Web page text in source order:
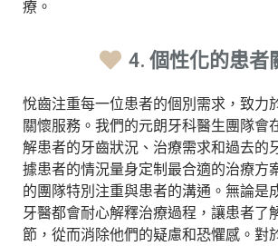
療。
4. 個性化的患者
悅齒注重每一位患者的個別需求，致力
關懷服務。我們的元朗牙科醫生團隊會
解患者的牙齒狀況、治療需求和過去的
據患者的情況量身定制最合適的治療方
的團隊特別注重與患者的溝通。無論是
牙醫都會耐心解釋治療過程，讓患者了
節，從而消除他們的疑慮和恐懼感。對